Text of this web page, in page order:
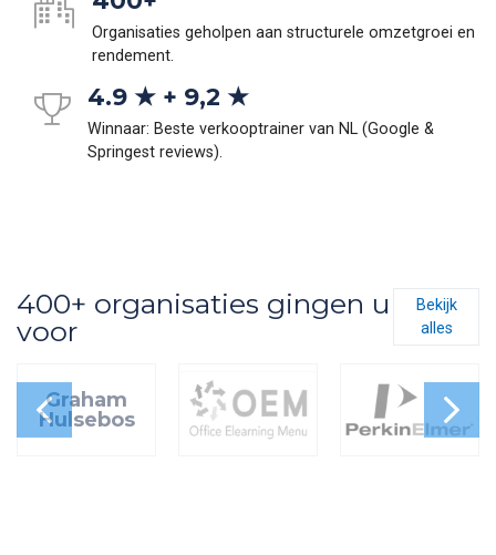
Organisaties geholpen aan structurele omzetgroei en
rendement.
4.9 ★ + 9,2 ★
Winnaar: Beste verkooptrainer van NL (Google &
Springest reviews).
400+ organisaties gingen u
voor
Bekijk
alles
Graham
Hulsebos